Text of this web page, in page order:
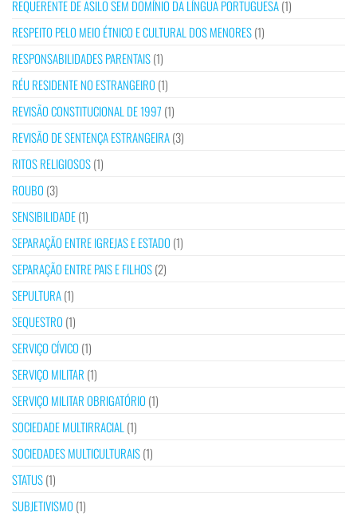
REQUERENTE DE ASILO SEM DOMÍNIO DA LÍNGUA PORTUGUESA(1)
RESPEITO PELO MEIO ÉTNICO E CULTURAL DOS MENORES(1)
RESPONSABILIDADES PARENTAIS(1)
RÉU RESIDENTE NO ESTRANGEIRO (1)
REVISÃO CONSTITUCIONAL DE 1997 (1)
REVISÃO DE SENTENÇA ESTRANGEIRA(3)
RITOS RELIGIOSOS(1)
ROUBO (3)
SENSIBILIDADE(1)
SEPARAÇÃO ENTRE IGREJAS E ESTADO (1)
SEPARAÇÃO ENTRE PAIS E FILHOS(2)
SEPULTURA(1)
SEQUESTRO (1)
SERVIÇO CÍVICO (1)
SERVIÇO MILITAR (1)
SERVIÇO MILITAR OBRIGATÓRIO (1)
SOCIEDADE MULTIRRACIAL (1)
SOCIEDADES MULTICULTURAIS(1)
STATUS(1)
SUBJETIVISMO (1)